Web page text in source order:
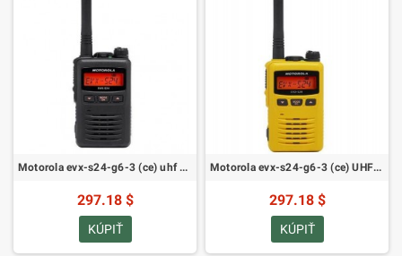
Motorola evx-s24-g6-3 (ce) uhf 403-480 MHz Čierna (AC146U502-MSI)
297.18 $
KÚPIŤ
Motorola evx-s24-g6-3 (ce) UHF 403-480mhz, žltá (AC146U512-MSI)
297.18 $
KÚPIŤ